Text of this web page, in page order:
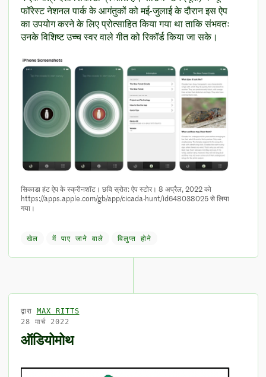
फॉरेस्ट नेशनल पार्क के आगंतुकों को मई-जुलाई के दौरान इस ऐप
का उपयोग करने के लिए प्रोत्साहित किया गया था ताकि संभवतः
उनके विशिष्ट उच्च स्वर वाले गीत को रिकॉर्ड किया जा सके।
सिकाडा हंट ऐप के स्क्रीनशॉट। छवि स्रोत: ऐप स्टोर। 8 अप्रैल, 2022 को
https://apps.apple.com/gb/app/cicada-hunt/id648038025 से लिया
गया।
खेल में पाए जाने वाले विलुप्त होने
द्वारा
MAX RITTS
28 मार्च 2022
ऑडियोमोथ